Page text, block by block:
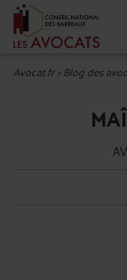
Avocat.fr>Blog des